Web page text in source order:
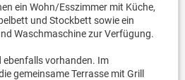
ein Wohn/Esszimmer mit Küche,
und Stockbett sowie ein
Waschmaschine zur Verfügung.
ebenfalls vorhanden. Im
gemeinsame Terrasse mit Grill